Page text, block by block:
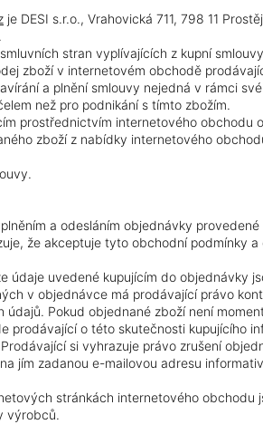
je DESI s.r.o., Vrahovická 711, 798 11
stran vyplívajících z kupní
zboží v internetovém obchodě
a plnění smlouvy nejedná v rámci své
než pro podnikání s tímto zbožím.
prostřednictvím internetového obchodu
zboží z nabídky internetového
a odesláním objednávky provedené
že akceptuje tyto obchodní podmínky a
údaje uvedené kupujícím do objednávky
v objednávce má prodávající právo
Pokud objednané zboží není
prodávající o této skutečnosti kupujícího
si vyhrazuje právo zrušení
jím zadanou e-mailovou adresu
stránkách internetového obchodu
výrobců.